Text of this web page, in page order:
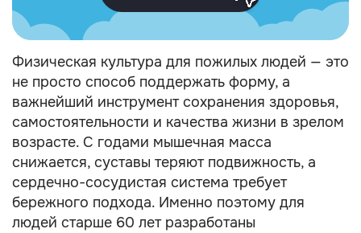
Физическая культура для пожилых людей — это
не просто способ поддержать форму, а
важнейший инструмент сохранения здоровья,
самостоятельности и качества жизни в зрелом
возрасте. С годами мышечная масса
снижается, суставы теряют подвижность, а
сердечно-сосудистая система требует
бережного подхода. Именно поэтому для
людей старше 60 лет разработаны